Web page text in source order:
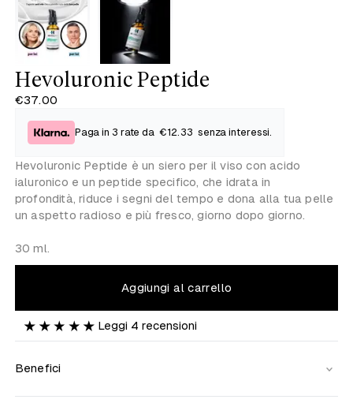
Hevoluronic Peptide
€37.00
Paga in 3 rate da €12.33 senza interessi.
Hevoluronic Peptide è un siero per il viso con acido
ialuronico e un peptide specifico, che idrata in
profondità,riduce i segni del tempo e dona alla tua pelle
un aspetto radioso e più fresco, giorno dopo giorno.
30 ml.
Aggiungi al carrello
Leggi 4 recensioni
Benefici